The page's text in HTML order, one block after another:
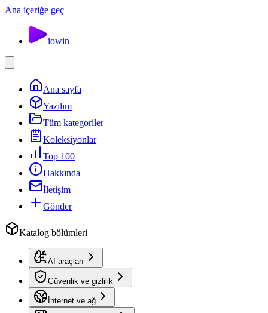
Ana içeriğe geç
iowin
Ana sayfa
Yazılım
Tüm kategoriler
Koleksiyonlar
Top 100
Hakkında
İletişim
Gönder
Katalog bölümleri
AI araçları
Güvenlik ve gizlilik
İnternet ve ağ